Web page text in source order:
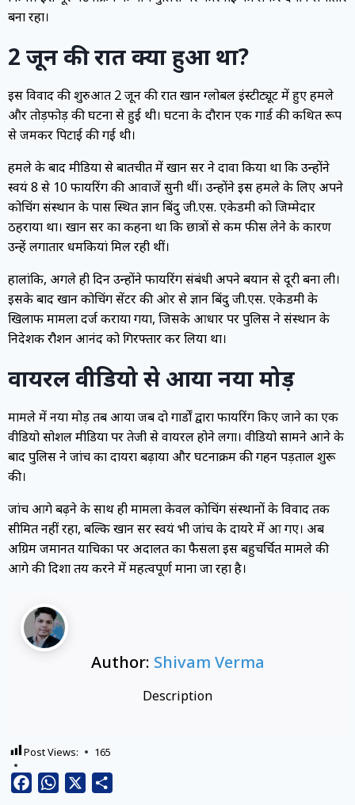
बना रहा।
2 जून की रात क्या हुआ था?
इस विवाद की शुरुआत 2 जून की रात खान ग्लोबल इंस्टीट्यूट में हुए हमले
और तोड़फोड़ की घटना से हुई थी। घटना के दौरान एक गार्ड की कथित रूप
से जमकर पिटाई की गई थी।
हमले के बाद मीडिया से बातचीत में खान सर ने दावा किया था कि उन्होंने
स्वयं 8 से 10 फायरिंग की आवाजें सुनी थीं। उन्होंने इस हमले के लिए अपने
कोचिंग संस्थान के पास स्थित ज्ञान बिंदु जी.एस. एकेडमी को जिम्मेदार
ठहराया था। खान सर का कहना था कि छात्रों से कम फीस लेने के कारण
उन्हें लगातार धमकियां मिल रही थीं।
हालांकि, अगले ही दिन उन्होंने फायरिंग संबंधी अपने बयान से दूरी बना ली।
इसके बाद खान कोचिंग सेंटर की ओर से ज्ञान बिंदु जी.एस. एकेडमी के
खिलाफ मामला दर्ज कराया गया, जिसके आधार पर पुलिस ने संस्थान के
निदेशक रौशन आनंद को गिरफ्तार कर लिया था।
वायरल वीडियो से आया नया मोड़
मामले में नया मोड़ तब आया जब दो गार्डों द्वारा फायरिंग किए जाने का एक
वीडियो सोशल मीडिया पर तेजी से वायरल होने लगा। वीडियो सामने आने के
बाद पुलिस ने जांच का दायरा बढ़ाया और घटनाक्रम की गहन पड़ताल शुरू
की।
जांच आगे बढ़ने के साथ ही मामला केवल कोचिंग संस्थानों के विवाद तक
सीमित नहीं रहा, बल्कि खान सर स्वयं भी जांच के दायरे में आ गए। अब
अग्रिम जमानत याचिका पर अदालत का फैसला इस बहुचर्चित मामले की
आगे की दिशा तय करने में महत्वपूर्ण माना जा रहा है।
Author: Shivam Verma
Description
Post Views: 165
FacebookWhatsApp